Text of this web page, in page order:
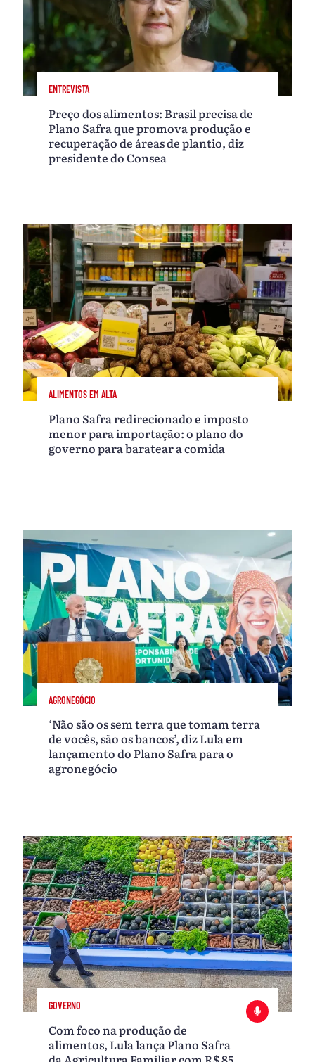
ENTREVISTA
Preço dos alimentos: Brasil precisa de
Plano Safra que promova produção e
recuperação de áreas de plantio, diz
presidente do Consea
ALIMENTOS EM ALTA
Plano Safra redirecionado e imposto
menor para importação: o plano do
governo para baratear a comida
AGRONEGÓCIO
‘Não são os sem terra que tomam terra
de vocês, são os bancos’, diz Lula em
lançamento do Plano Safra para o
agronegócio
GOVERNO
Com foco na produção de
alimentos, Lula lança Plano Safra